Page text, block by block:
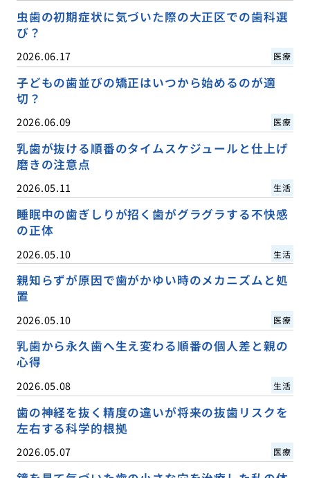
虫歯の初期症状に気づいた際の大正区での歯科選
び？
2026.06.17 医療
子どもの歯並びの矯正はいつから始めるのが適
切？
2026.06.09 医療
乳歯が抜ける順番のタイムスケジュールと仕上げ
磨きの注意点
2026.05.11 生活
睡眠中の歯ぎしりが招く歯がグラグラする不快感
の正体
2026.05.10 生活
親知らずが原因で歯がかゆい時のメカニズムと処
置
2026.05.10 医療
乳歯から永久歯へ生え変わる順番の個人差と親の
心得
2026.05.08 生活
歯の神経を抜く精度の違いが将来の抜歯リスクを
左右する科学的根拠
2026.05.07 医療